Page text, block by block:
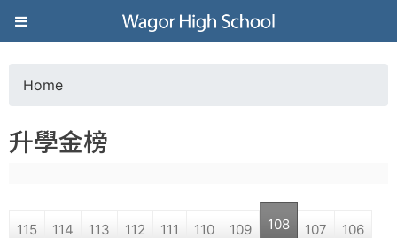
Jump to navigation
葳
格
高
o
Home
升學金榜
115 114 113 112 111 110 109 108 107 106